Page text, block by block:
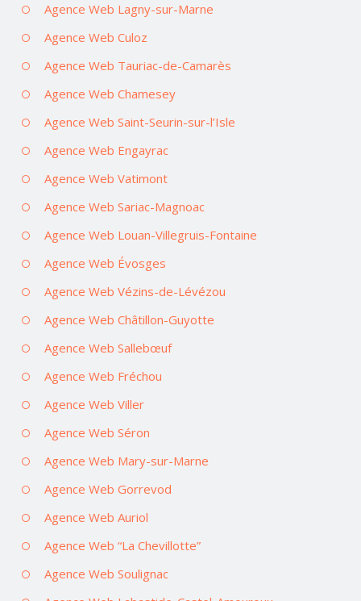
Agence Web Lagny-sur-Marne
Agence Web Culoz
Agence Web Tauriac-de-Camarès
Agence Web Chamesey
Agence Web Saint-Seurin-sur-l’Isle
Agence Web Engayrac
Agence Web Vatimont
Agence Web Sariac-Magnoac
Agence Web Louan-Villegruis-Fontaine
Agence Web Évosges
Agence Web Vézins-de-Lévézou
Agence Web Châtillon-Guyotte
Agence Web Sallebœuf
Agence Web Fréchou
Agence Web Viller
Agence Web Séron
Agence Web Mary-sur-Marne
Agence Web Gorrevod
Agence Web Auriol
Agence Web “La Chevillotte”
Agence Web Soulignac